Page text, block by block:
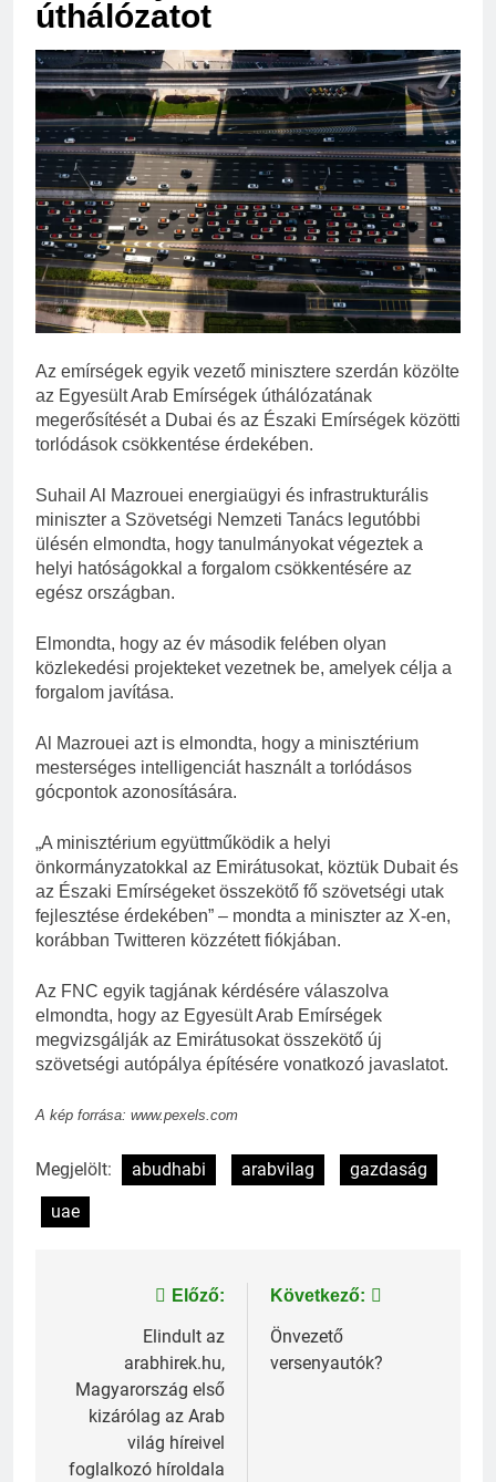
úthálózatot
Az emírségek egyik vezető minisztere szerdán közölte
az Egyesült Arab Emírségek úthálózatának
megerősítését a Dubai és az Északi Emírségek közötti
torlódások csökkentése érdekében.
Suhail Al Mazrouei energiaügyi és infrastrukturális
miniszter a Szövetségi Nemzeti Tanács legutóbbi
ülésén elmondta, hogy tanulmányokat végeztek a
helyi hatóságokkal a forgalom csökkentésére az
egész országban.
Elmondta, hogy az év második felében olyan
közlekedési projekteket vezetnek be, amelyek célja a
forgalom javítása.
Al Mazrouei azt is elmondta, hogy a minisztérium
mesterséges intelligenciát használt a torlódásos
gócpontok azonosítására.
„A minisztérium együttműködik a helyi
önkormányzatokkal az Emirátusokat, köztük Dubait és
az Északi Emírségeket összekötő fő szövetségi utak
fejlesztése érdekében” – mondta a miniszter az X-en,
korábban Twitteren közzétett fiókjában.
Az FNC egyik tagjának kérdésére válaszolva
elmondta, hogy az Egyesült Arab Emírségek
megvizsgálják az Emirátusokat összekötő új
szövetségi autópálya építésére vonatkozó javaslatot.
A kép forrása: www.pexels.com
Megjelölt: abudhabi arabvilag
gazdaság
uae
Bejegyzés
navigáció
Előző:
Elindult az
arabhirek.hu,
Magyarország első
kizárólag az Arab
világ híreivel
foglalkozó híroldala
Következő:
Önvezető
versenyautók?